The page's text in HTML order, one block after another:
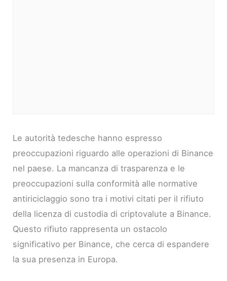
Le autorità tedesche hanno espresso
preoccupazioni riguardo alle operazioni di Binance
nel paese. La mancanza di trasparenza e le
preoccupazioni sulla conformità alle normative
antiriciclaggio sono tra i motivi citati per il rifiuto
della licenza di custodia di criptovalute a Binance.
Questo rifiuto rappresenta un ostacolo
significativo per Binance, che cerca di espandere
la sua presenza in Europa.